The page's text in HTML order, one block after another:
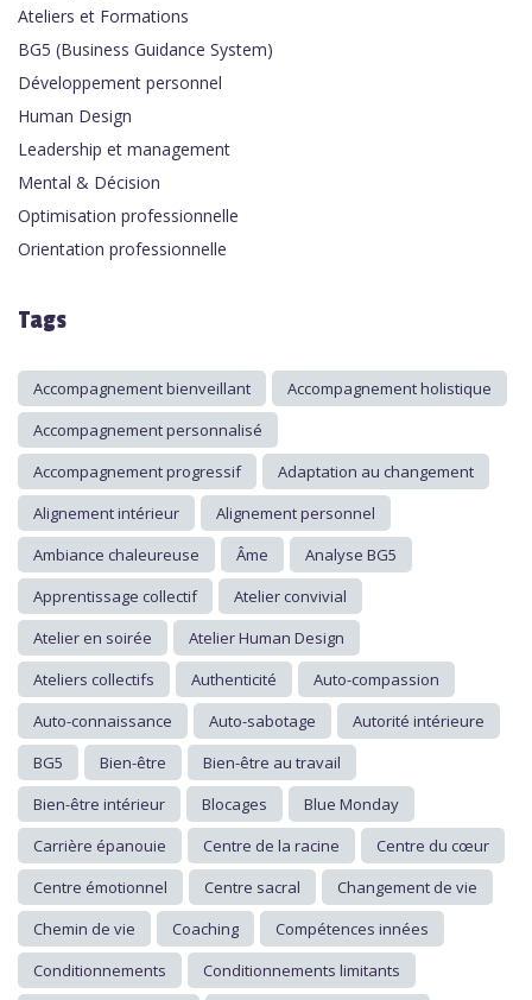
Ateliers et Formations
BG5 (Business Guidance System)
Développement personnel
Human Design
Leadership et management
Mental & Décision
Optimisation professionnelle
Orientation professionnelle
Tags
Accompagnement bienveillant
Accompagnement holistique
Accompagnement personnalisé
Accompagnement progressif
Adaptation au changement
Alignement intérieur
Alignement personnel
Ambiance chaleureuse
Âme
Analyse BG5
Apprentissage collectif
Atelier convivial
Atelier en soirée
Atelier Human Design
Ateliers collectifs
Authenticité
Auto-compassion
Auto-connaissance
Auto-sabotage
Autorité intérieure
BG5
Bien-être
Bien-être au travail
Bien-être intérieur
Blocages
Blue Monday
Carrière épanouie
Centre de la racine
Centre du cœur
Centre émotionnel
Centre sacral
Changement de vie
Chemin de vie
Coaching
Compétences innées
Conditionnements
Conditionnements limitants